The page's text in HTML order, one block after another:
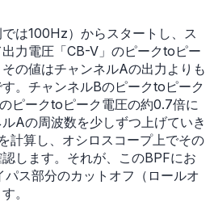
は100Hz）からスタートし、ス
力電圧「CB-V」のピークtoピー
の値はチャンネルAの出力よりも
。チャンネルBのピークtoピーク
ピークtoピーク電圧の約0.7倍に
Aの周波数を少しずつ上げていき
計算し、オシロスコープ上でその
します。それが、このBPFにお
パス部分のカットオフ（ロールオ
。